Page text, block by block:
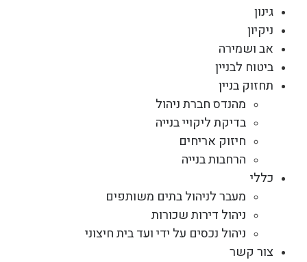
גינון
ניקיון
אב ושמירה
ביטוח לבניין
תחזוק בניין
מהנדס חברת ניהול
בדיקת ליקויי בנייה
חיזוק אריחים
הרחבות בנייה
כללי
מעבר לניהול בתים משותפים
ניהול דירות שכורות
ניהול נכסים על ידי ועד בית חיצוני
צור קשר